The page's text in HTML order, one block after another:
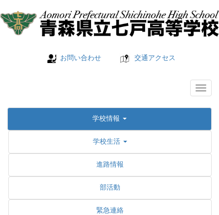
お問い合わせ 交通アクセス
学校情報
学校生活
進路情報
部活動
緊急連絡